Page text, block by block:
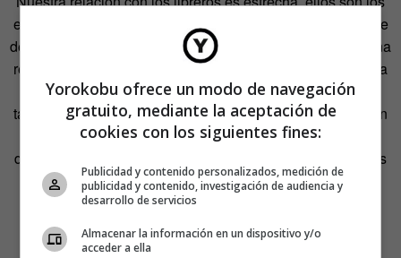
embajadores de nuestros libros. Tenemos la enorme suerte
de contar en este país con libreros extraordinarios y con una
red de librerías ejemplar, que hace que nuestro ecosistema
literario sea realmente saludable. Seix Barral cuenta
también con una red comercial absolutamente ejemplar, un
ejército de gente que vive con pasión su profesión. Tanto
desde la editorial como desde la red comercial, intentamos
tener el mayor contacto posible con los libreros.
publicado por los sellos en los que trabajas?
Yorokobu ofrece un modo de navegación
gratuito, mediante la aceptación de
cookies con los siguientes fines:
Publicidad y contenido personalizados, medición de
publicidad y contenido, investigación de audiencia y
desarrollo de servicios
Almacenar la información en un dispositivo y/o
acceder a ella